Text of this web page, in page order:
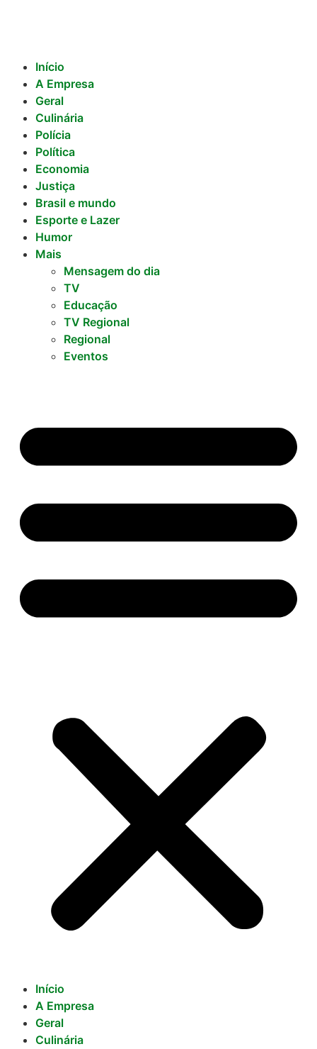
Início
A Empresa
Geral
Culinária
Polícia
Política
Economia
Justiça
Brasil e mundo
Esporte e Lazer
Humor
Mais
Mensagem do dia
TV
Educação
TV Regional
Regional
Eventos
Início
A Empresa
Geral
Culinária